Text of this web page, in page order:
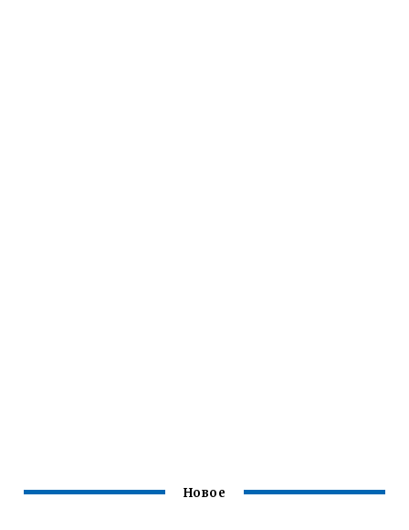
Новое